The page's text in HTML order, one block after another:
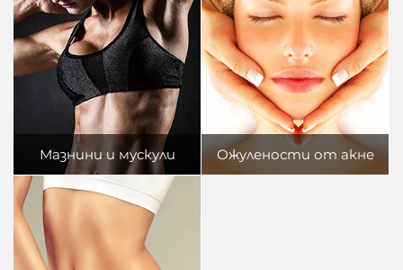
Мазнини и мускули Ожулености от акне